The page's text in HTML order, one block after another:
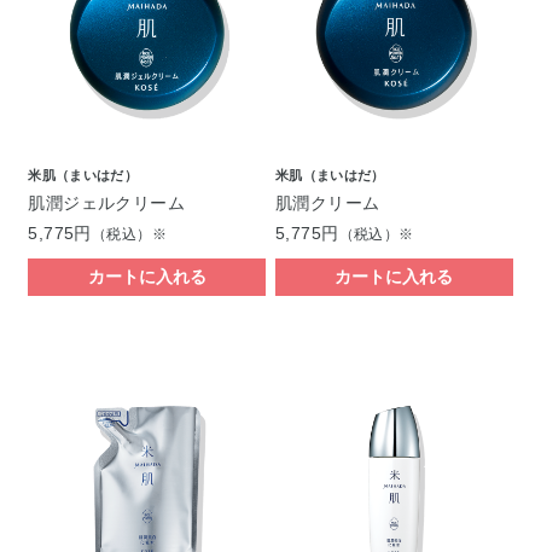
米肌（まいはだ）
肌潤ジェルクリーム
5,775円
（税込）※
カートに入れる
米肌（まいはだ）
肌潤クリーム
5,775円
（税込）※
カートに入れる